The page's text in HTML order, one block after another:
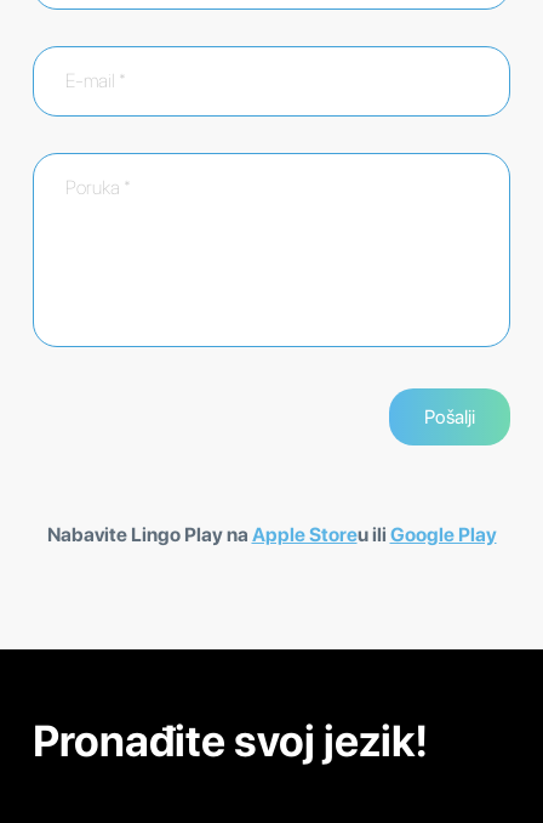
Nabavite Lingo Play na Apple Storeu ili Google Play
Pronađite svoj jezik!